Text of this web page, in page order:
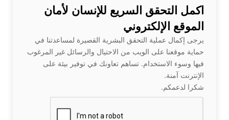
اكمل التحقق السريع للإنسان لأمان
الموقع الإلكتروني
يرجى إكمال عملية التحقق البشرية القصيرة لمساعدتنا في
حماية موقعنا على الويب من الاحتيال والرسائل غير المرغوب
فيها وسوء الاستخدام. تساهم تعاونك في توفير بيئة على
الإنترنت آمنة.
شكرا لدعمكم.